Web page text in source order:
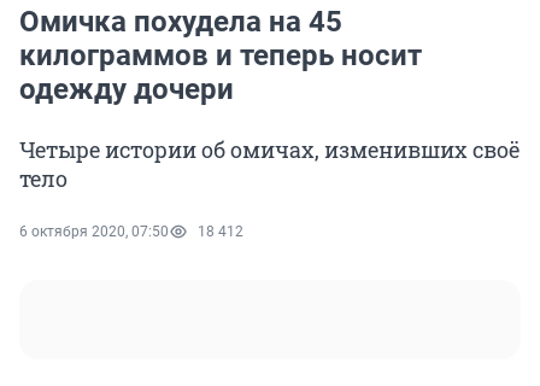
Омичка похудела на 45
килограммов и теперь носит
одежду дочери
Четыре истории об омичах, изменивших своё
тело
6 октября 2020, 07:50 18 412